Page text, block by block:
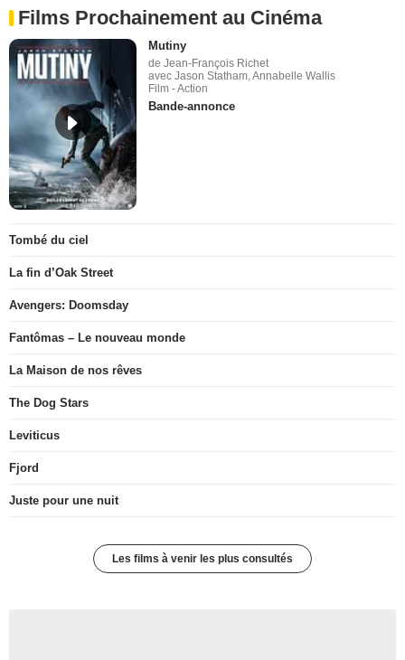
Films Prochainement au Cinéma
Mutiny
de Jean-François Richet
avec Jason Statham, Annabelle Wallis
Film - Action
Bande-annonce
Tombé du ciel
La fin d’Oak Street
Avengers: Doomsday
Fantômas – Le nouveau monde
La Maison de nos rêves
The Dog Stars
Leviticus
Fjord
Juste pour une nuit
Les films à venir les plus consultés